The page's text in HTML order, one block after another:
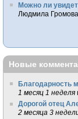
Можно ли
Людмила Громова
Новые
Благодарность
1 месяц 1 неделя
Дорогой отец
2 месяца 3